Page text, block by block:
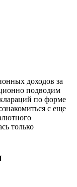
доходов за
подводим
по форме
с еще
только